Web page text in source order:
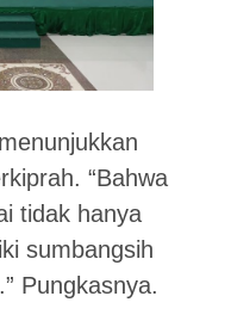
“Bahwa
tidak hanya
sumbangsih
Pungkasnya.